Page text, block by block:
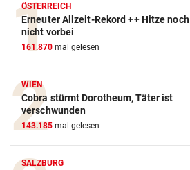
ÖSTERREICH
Erneuter Allzeit-Rekord ++ Hitze noch
nicht vorbei
161.870 mal gelesen
WIEN
Cobra stürmt Dorotheum, Täter ist
verschwunden
143.185 mal gelesen
SALZBURG